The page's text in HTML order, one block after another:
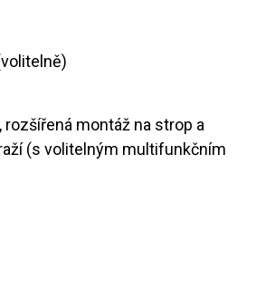
rozšířená montáž na strop a
(s volitelným multifunkčním